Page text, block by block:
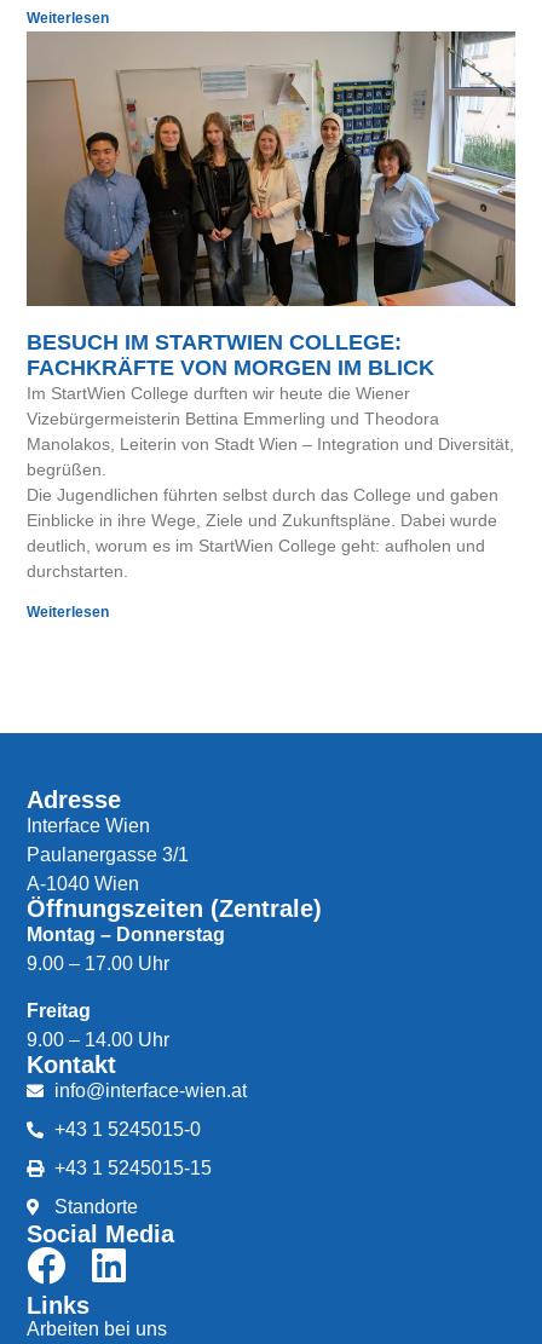
Weiterlesen
BESUCH IM STARTWIEN COLLEGE:
FACHKRÄFTE VON MORGEN IM BLICK
Im StartWien College durften wir heute die Wiener
Vizebürgermeisterin Bettina Emmerling und Theodora
Manolakos, Leiterin von Stadt Wien – Integration und Diversität,
begrüßen.
Die Jugendlichen führten selbst durch das College und gaben
Einblicke in ihre Wege, Ziele und Zukunftspläne. Dabei wurde
deutlich, worum es im StartWien College geht: aufholen und
durchstarten.
Weiterlesen
Adresse
Interface Wien
Paulanergasse 3/1
A-1040 Wien
Öffnungszeiten (Zentrale)
Montag – Donnerstag
9.00 – 17.00 Uhr
Freitag
9.00 – 14.00 Uhr
Kontakt
info@interface-wien.at
+43 1 5245015-0
+43 1 5245015-15
Standorte
Links
Arbeiten bei uns
Social Media